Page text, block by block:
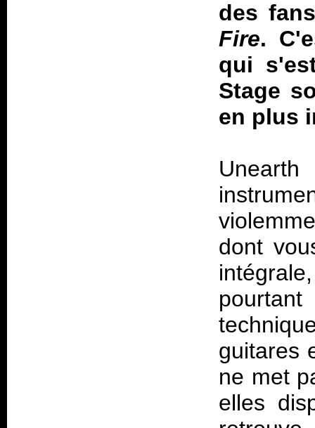
des
Fire.
qui
Stage
en plus
dont
guitares
ne met
elles